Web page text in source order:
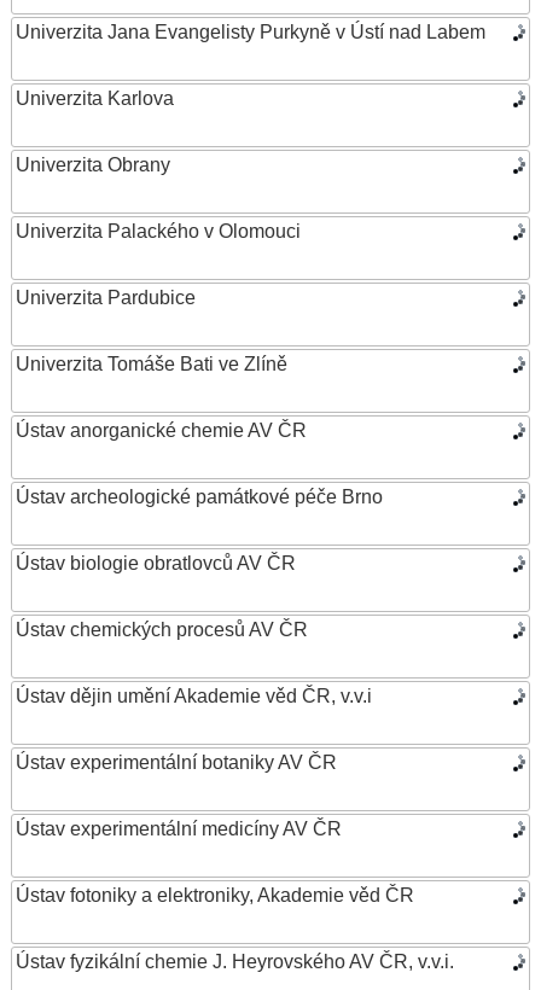
Univerzita Jana Evangelisty Purkyně v Ústí nad Labem
Univerzita Karlova
Univerzita Obrany
Univerzita Palackého v Olomouci
Univerzita Pardubice
Univerzita Tomáše Bati ve Zlíně
Ústav anorganické chemie AV ČR
Ústav archeologické památkové péče Brno
Ústav biologie obratlovců AV ČR
Ústav chemických procesů AV ČR
Ústav dějin umění Akademie věd ČR, v.v.i
Ústav experimentální botaniky AV ČR
Ústav experimentální medicíny AV ČR
Ústav fotoniky a elektroniky, Akademie věd ČR
Ústav fyzikální chemie J. Heyrovského AV ČR, v.v.i.